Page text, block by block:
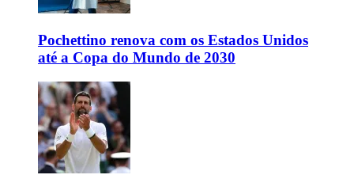
Pochettino renova com os Estados Unidos
até a Copa do Mundo de 2030